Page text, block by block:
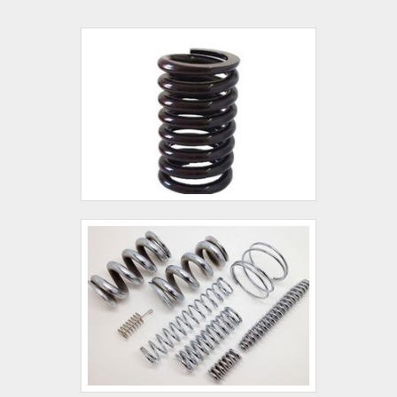
garantem a melhor experiência para parceiros